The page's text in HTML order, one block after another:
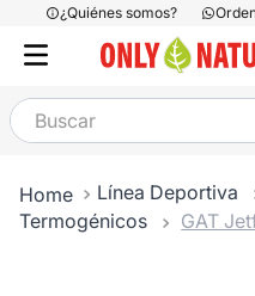
¿Quiénes somos?
Buscar
Línea Deportiva
Termogénicos
GAT